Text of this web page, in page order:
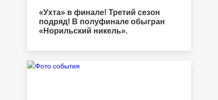
«Ухта» в финале! Третий сезон
подряд! В полуфинале обыгран
«Норильский никель».